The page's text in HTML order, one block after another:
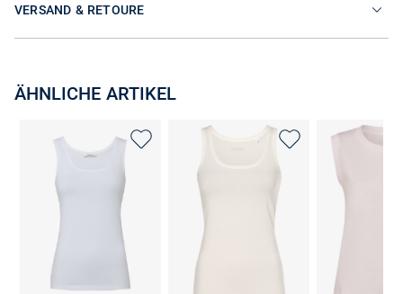
VERSAND & RETOURE
ÄHNLICHE ARTIKEL